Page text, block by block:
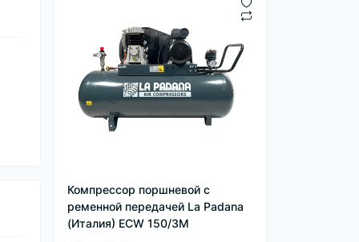
Компрессор поршневой с
ременной передачей La Padana
(Италия) ECW 150/3M